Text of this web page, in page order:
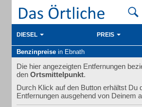
DIESEL PREIS
Benzinpreise in Ebnath
Die hier angezeigten Entfernungen
den Ortsmittelpunkt.
Durch Klick auf den Button erhältst Du
Entfernungen ausgehend von Deinem